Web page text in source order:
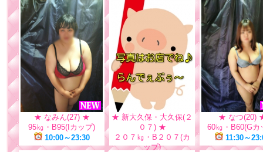
★ なみん(27) ★
95㎏・B95(Iカップ)
10:00～23:30
★ 新大久保・大久保(２
０７) ★
２０７㎏・B２０７(カ
ップ)
★ なつ(20)
60㎏・B60(Gカ
11:30～